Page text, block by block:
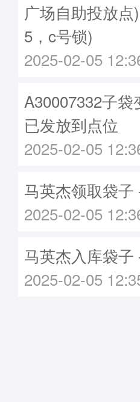
广场自助投放
5，c号锁)
2025-02-05
A30007332子
已发放到点位
2025-02-05
马英杰领取袋子
2025-02-05
马英杰入库袋子
2025-02-05